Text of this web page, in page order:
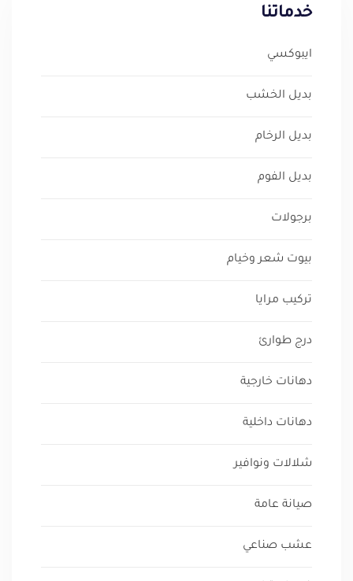
خدماتنا
ايبوكسي
بديل الخشب
بديل الرخام
بديل الفوم
برجولات
بيوت شعر وخيام
تركيب مرايا
درج طوارئ
دهانات خارجية
دهانات داخلية
شلالات ونوافير
صيانة عامة
عشب صناعي